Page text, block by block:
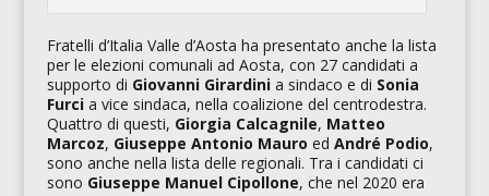
Fratelli d’Italia Valle d’Aosta ha presentato anche la lista
per le elezioni comunali ad Aosta, con 27 candidati a
supporto di Giovanni Girardinia sindaco e di Sonia
Furcia vice sindaca, nella coalizione del centrodestra.
Quattro di questi, Giorgia Calcagnile, Matteo
Marcoz, Giuseppe Antonio Mauro ed André Podio,
sono anche nella lista delle regionali. Tra i candidati ci
sono Giuseppe Manuel Cipollone, che nel 2020 era